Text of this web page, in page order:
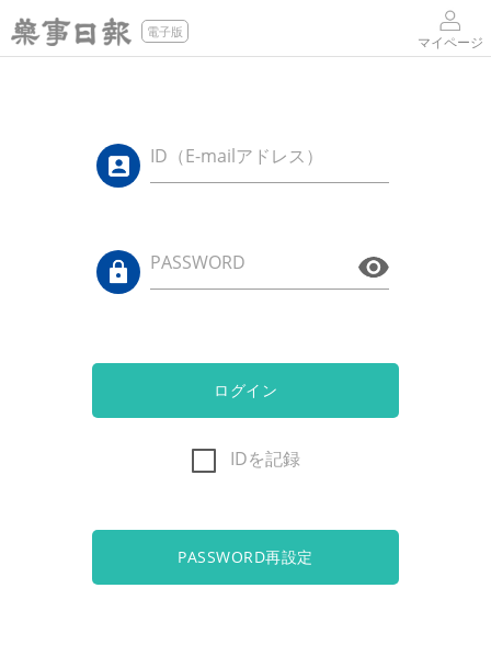
電子版
マイページ
ID（E-mailアドレス）
PASSWORD
ログイン
IDを記録
PASSWORD再設定